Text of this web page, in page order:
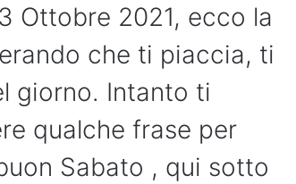
Ottobre 2021, ecco la
che ti piaccia, ti
giorno. Intanto ti
qualche frase per
Sabato , qui sotto